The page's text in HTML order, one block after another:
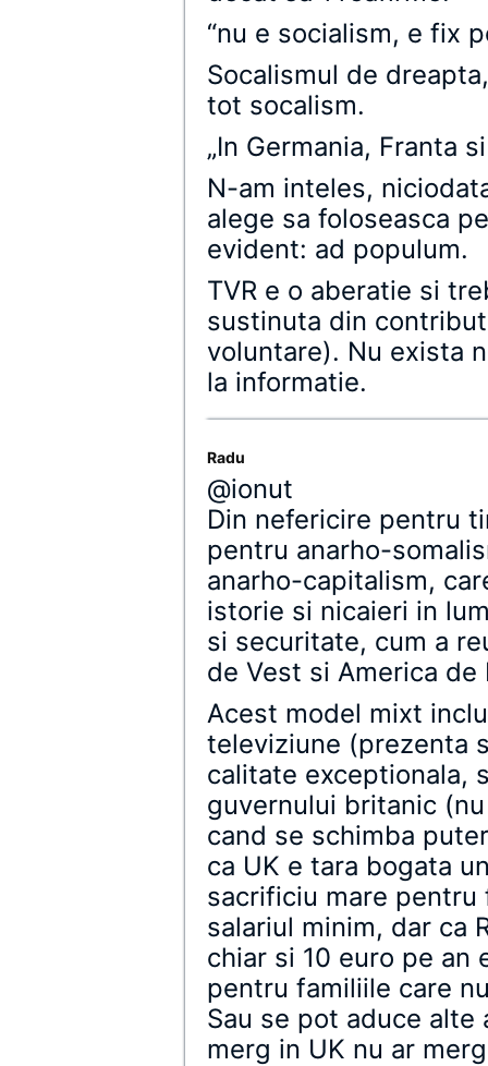
“nu e socialism, e fix
Socalismul de
tot socalism.
„In Germania, Franta
N-am inteles,
alege sa foloseasca
evident: ad populum.
TVR e o aberatie si
sustinuta din
voluntare). Nu exista
la informatie.
Radu
@ionut
Din nefericire pentru
pentru anarho-
anarho-capitalism,
istorie si nicaieri in
si securitate, cum a
de Vest si America de
Acest model mixt
televiziune (prezenta
calitate exceptionala,
guvernului britanic
cand se schimba
ca UK e tara bogata
sacrificiu mare
salariul minim, dar ca
chiar si 10 euro pe an
pentru familiile care
Sau se pot aduce
merg in UK nu ar